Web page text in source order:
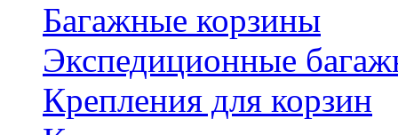
Багажные корзины
Экспедиционные
Крепления для корзин